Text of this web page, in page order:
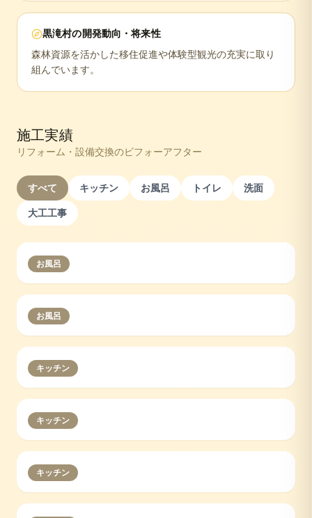
黒滝村の開発動向・将来性
森林資源を活かした移住促進や体験型観光の充実に取り
組んでいます。
施工実績
リフォーム・設備交換のビフォーアフター
すべて キッチン お風呂 トイレ
洗面
大工工事
お風呂
お風呂
キッチン
キッチン
キッチン